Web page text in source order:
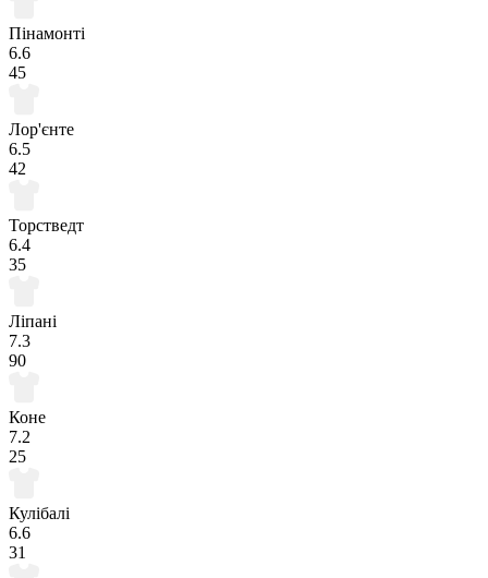
Пінамонті
6.6
45
Лор'єнте
6.5
42
Торстведт
6.4
35
Ліпані
7.3
90
Коне
7.2
25
Кулібалі
6.6
31